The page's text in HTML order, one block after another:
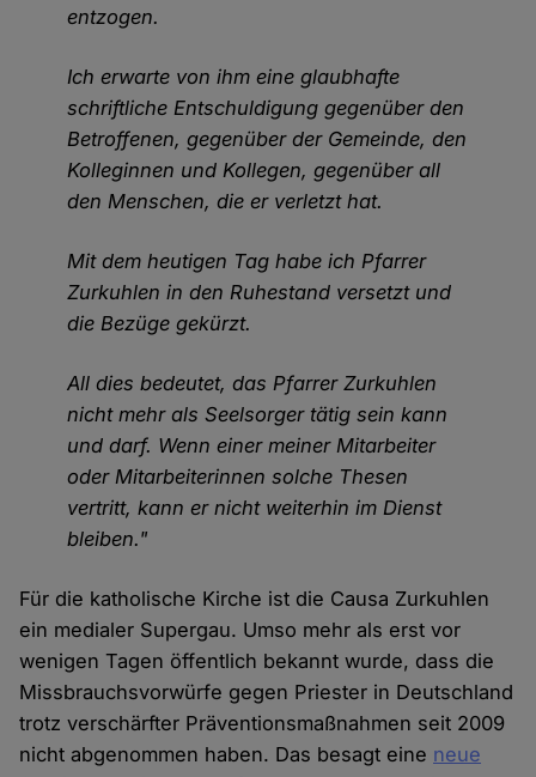
entzogen.
Ich erwarte von ihm eine glaubhafte
schriftliche Entschuldigung gegenüber den
Betroffenen, gegenüber der Gemeinde, den
Kolleginnen und Kollegen, gegenüber all
den Menschen, die er verletzt hat.
Mit dem heutigen Tag habe ich Pfarrer
Zurkuhlen in den Ruhestand versetzt und
die Bezüge gekürzt.
All dies bedeutet, das Pfarrer Zurkuhlen
nicht mehr als Seelsorger tätig sein kann
und darf. Wenn einer meiner Mitarbeiter
oder Mitarbeiterinnen solche Thesen
vertritt, kann er nicht weiterhin im Dienst
bleiben."
Für die katholische Kirche ist die Causa Zurkuhlen
ein medialer Supergau. Umso mehr als erst vor
wenigen Tagen öffentlich bekannt wurde, dass die
Missbrauchsvorwürfe gegen Priester in Deutschland
trotz verschärfter Präventionsmaßnahmen seit 2009
nicht abgenommen haben. Das besagt eine neue